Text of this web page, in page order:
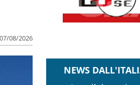
08/2026
NEWS